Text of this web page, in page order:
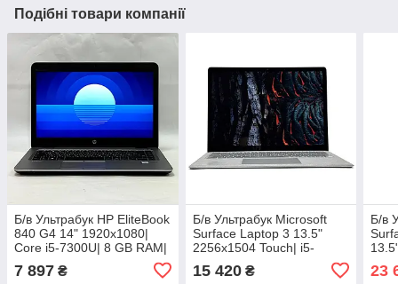
Подібні товари компанії
Б/в Ультрабук HP EliteBook
840 G4 14" 1920x1080|
Core i5-7300U| 8 GB RAM|
HDD| HD 620
7 897 ₴
Б/в Ультрабук Microsoft
Surface Laptop 3 13.5"
2256x1504 Touch| i5-
1035G7| 8GB RAM| 256GB
SSD| Iris Plus
15 420₴
Б/в
23